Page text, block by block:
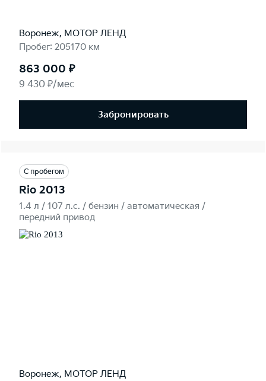
Воронеж, МОТОР ЛЕНД
Пробег: 205170 км
863 000 ₽
9 430 ₽/мес
Забронировать
С пробегом
Rio 2013
1.4 л / 107 л.c. / бензин / автоматическая /
передний привод
Воронеж, МОТОР ЛЕНД